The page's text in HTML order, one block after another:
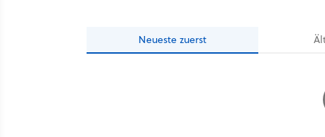
Neueste zuerst